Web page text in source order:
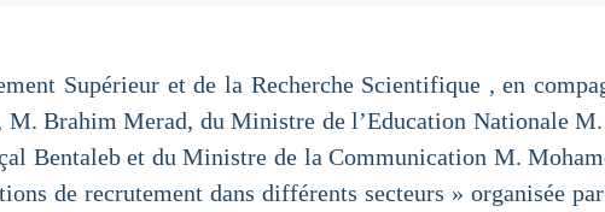
Supérieur et de la Recherche Scientifique , en
M. Brahim Merad, du Ministre de l’Education Nationale
Bentaleb et du Ministre de la Communication M.
de recrutement dans différents secteurs » organisée